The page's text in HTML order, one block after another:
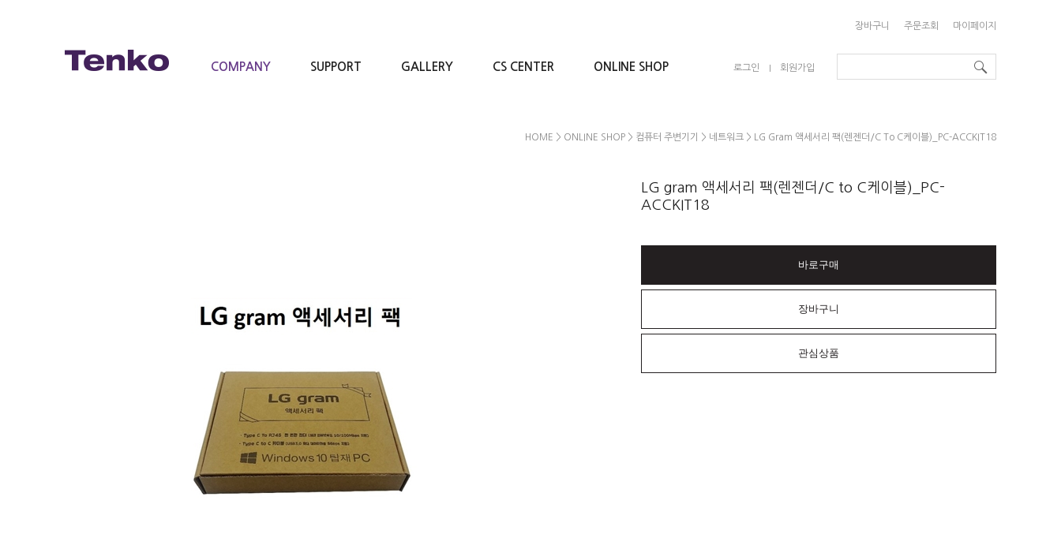
장바구니 주문조회 마이페이지
COMPANY SUPPORT GALLERY CS CENTER ONLINE SHOP 로그인 회원가입
HOME > ONLINE SHOP > 컴퓨터 주변기기 > 네트워크 > LG Gram 액세서리 팩(렌젠더/C To C케이블)_PC-ACCKIT18
LG gram 액세서리 팩(렌젠더/C to C케이블)_PC-
ACCKIT18
바로구매
장바구니
관심상품